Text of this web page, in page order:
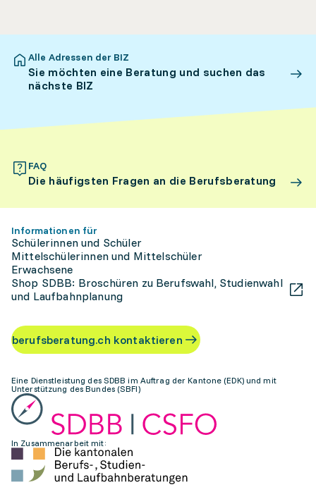
Alle Adressen der BIZ
Sie möchten eine Beratung und suchen das
nächste BIZ
FAQ
Die häufigsten Fragen an die Berufsberatung
Informationen für
Schülerinnen und Schüler
Mittelschülerinnen und Mittelschüler
Erwachsene
Shop SDBB: Broschüren zu Berufswahl, Studienwahl
und Laufbahnplanung
berufsberatung.ch kontaktieren
Eine Dienstleistung des SDBB im Auftrag der Kantone (EDK) und mit
Unterstützung des Bundes (SBFI)
In Zusammenarbeit mit: